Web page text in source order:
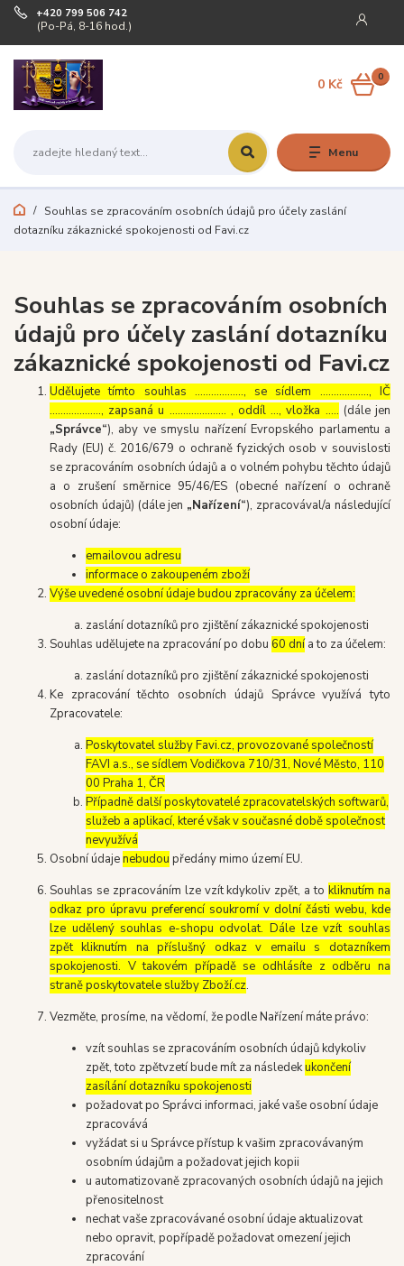
Menu
+420 799 506 742
(Po-Pá, 8-16 hod.)
0
0 Kč
Souhlas se zpracováním osobních údajů pro účely zaslání
dotazníku zákaznické spokojenosti od Favi.cz
Souhlas se zpracováním osobních
údajů pro účely zaslání dotazníku
zákaznické spokojenosti od Favi.cz
Udělujete tímto souhlas ……………..., se sídlem ………………, IČ
………………., zapsaná u ………………… , oddíl …, vložka ….. (dále jen
„Správce“), aby ve smyslu nařízení Evropského parlamentu a
Rady (EU) č. 2016/679 o ochraně fyzických osob v souvislosti
se zpracováním osobních údajů a o volném pohybu těchto údajů
a o zrušení směrnice 95/46/ES (obecné nařízení o ochraně
osobních údajů) (dále jen „Nařízení“), zpracovával/a následující
osobní údaje:
emailovou adresu
informace o zakoupeném zboží
Výše uvedené osobní údaje budou zpracovány za účelem:
zaslání dotazníků pro zjištění zákaznické spokojenosti
Souhlas udělujete na zpracování po dobu 60 dnía to za účelem:
zaslání dotazníků pro zjištění zákaznické spokojenosti
Ke zpracování těchto osobních údajů Správce využívá tyto
Zpracovatele:
Poskytovatel služby Favi.cz, provozované společností
FAVI a.s., se sídlem Vodičkova 710/31, Nové Město, 110
00 Praha 1, ČR
Případně další poskytovatelé zpracovatelských softwarů,
služeb a aplikací, které však v současné době společnost
nevyužívá
Osobní údajenebudou předány mimo území EU.
Souhlas se zpracováním lze vzít kdykoliv zpět, a tokliknutím na
odkaz pro úpravu preferencí soukromí v dolní části webu, kde
lze udělený souhlas e-shopu odvolat. Dále lze vzít souhlas
zpět kliknutím na příslušný odkaz v emailu s dotazníkem
spokojenosti. V takovém případě se odhlásíte z odběru na
straně poskytovatele služby Zboží.cz.
Vezměte, prosíme, na vědomí, že podle Nařízení máte právo:
vzít souhlas se zpracováním osobních údajů kdykoliv
zpět, toto zpětvzetí bude mít za následekukončení
zasílání dotazníku spokojenosti
požadovat po Správci informaci, jaké vaše osobní údaje
zpracovává
vyžádat si u Správce přístup k vašim zpracovávaným
osobním údajům a požadovat jejich kopii
u automatizovaně zpracovaných osobních údajů na jejich
přenositelnost
nechat vaše zpracovávané osobní údaje aktualizovat
nebo opravit, popřípadě požadovat omezení jejich
zpracování